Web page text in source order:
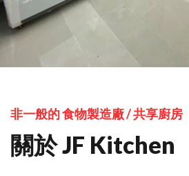
非一般的 食物製造廠 / 共享廚房
關於 JF Kitchen